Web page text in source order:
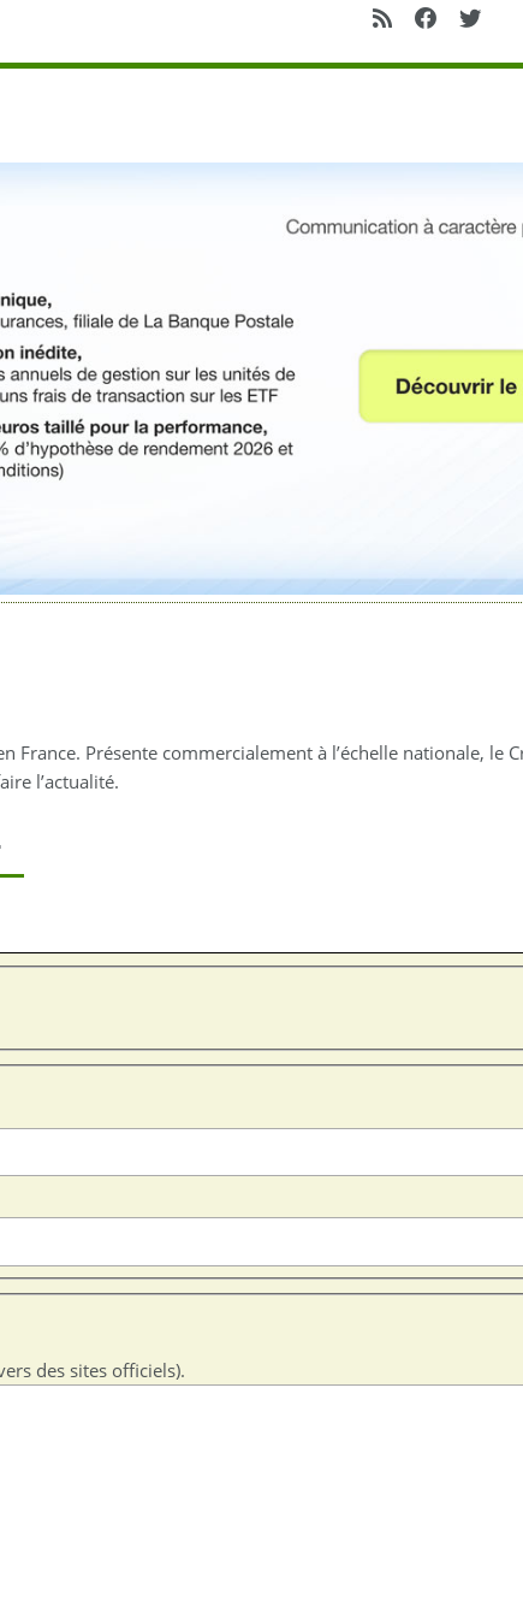
Présente commercialement à l’échelle nationale, le
l’actualité.
des sites officiels).